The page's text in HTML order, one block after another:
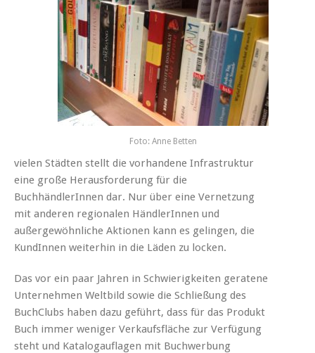
Foto: Anne Betten
vielen Städten stellt die vorhandene Infrastruktur
eine große Herausforderung für die
BuchhändlerInnen dar. Nur über eine Vernetzung
mit anderen regionalen HändlerInnen und
außergewöhnliche Aktionen kann es gelingen, die
KundInnen weiterhin in die Läden zu locken.
Das vor ein paar Jahren in Schwierigkeiten geratene
Unternehmen Weltbild sowie die Schließung des
BuchClubs haben dazu geführt, dass für das Produkt
Buch immer weniger Verkaufsfläche zur Verfügung
steht und Katalogauflagen mit Buchwerbung